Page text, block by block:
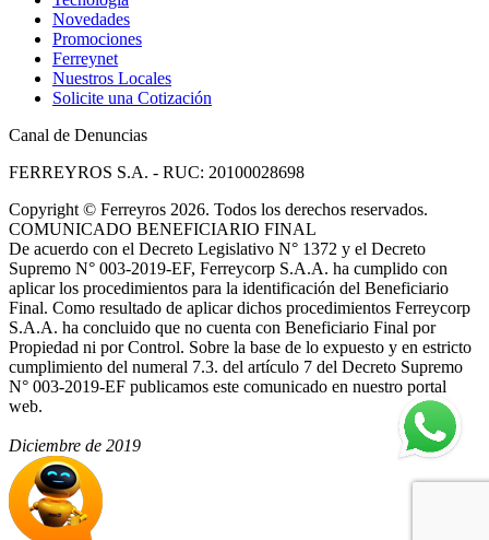
Novedades
Promociones
Ferreynet
Nuestros Locales
Solicite una Cotización
Canal de Denuncias
FERREYROS S.A. - RUC: 20100028698
Copyright © Ferreyros 2026. Todos los derechos reservados.
COMUNICADO BENEFICIARIO FINAL
De acuerdo con el Decreto Legislativo N° 1372 y el Decreto
Supremo N° 003-2019-EF, Ferreycorp S.A.A. ha cumplido con
aplicar los procedimientos para la identificación del Beneficiario
Final. Como resultado de aplicar dichos procedimientos Ferreycorp
S.A.A. ha concluido que no cuenta con Beneficiario Final por
Propiedad ni por Control. Sobre la base de lo expuesto y en estricto
cumplimiento del numeral 7.3. del artículo 7 del Decreto Supremo
N° 003-2019-EF publicamos este comunicado en nuestro portal
web.
Diciembre de 2019